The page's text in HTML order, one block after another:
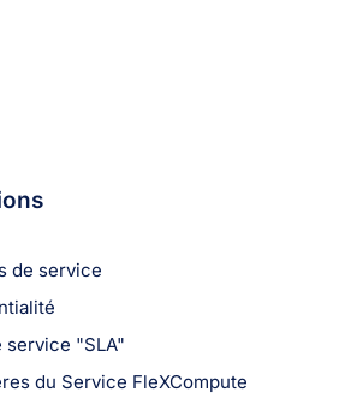
de service
service "SLA"
du Service FleXCompute